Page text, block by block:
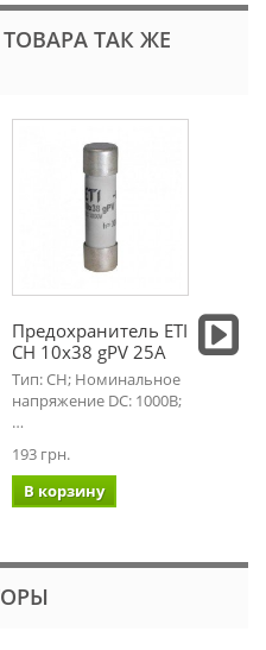
ТАК ЖЕ
Предохранитель ETI
CH 10x38 gPV 25A
Тип: CH; Номинальное
напряжение DC: 1000В;
…
193 грн.
В корзину
MC4